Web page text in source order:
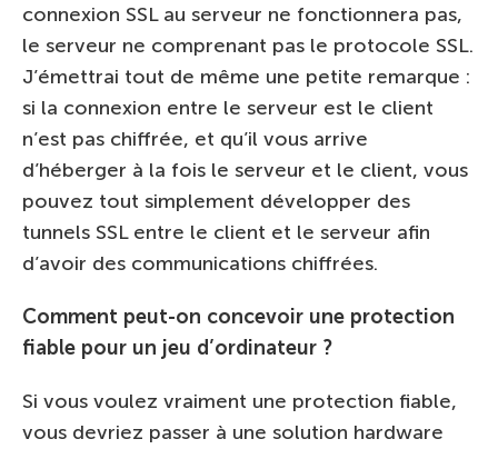
connexion SSL au serveur ne fonctionnera pas,
le serveur ne comprenant pas le protocole SSL.
J’émettrai tout de même une petite remarque :
si la connexion entre le serveur est le client
n’est pas chiffrée, et qu’il vous arrive
d’héberger à la fois le serveur et le client, vous
pouvez tout simplement développer des
tunnels SSL entre le client et le serveur afin
d’avoir des communications chiffrées.
Comment peut-on concevoir une protection
fiable pour un jeu d’ordinateur ?
Si vous voulez vraiment une protection fiable,
vous devriez passer à une solution hardware